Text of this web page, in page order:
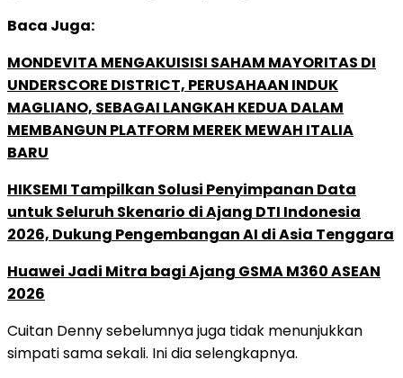
Baca Juga:
MONDEVITA MENGAKUISISI SAHAM MAYORITAS DI
UNDERSCORE DISTRICT, PERUSAHAAN INDUK
MAGLIANO, SEBAGAI LANGKAH KEDUA DALAM
MEMBANGUN PLATFORM MEREK MEWAH ITALIA
BARU
HIKSEMI Tampilkan Solusi Penyimpanan Data
untuk Seluruh Skenario di Ajang DTI Indonesia
2026, Dukung Pengembangan AI di Asia Tenggara
Huawei Jadi Mitra bagi Ajang GSMA M360 ASEAN
2026
Cuitan Denny sebelumnya juga tidak menunjukkan
simpati sama sekali. Ini dia selengkapnya.